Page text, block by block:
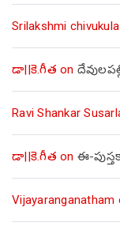
Srilakshmi chivukula
డా||కె.గీత on
Ravi Shankar
డా||కె.గీత on ఈ-
Vijayaranganatham